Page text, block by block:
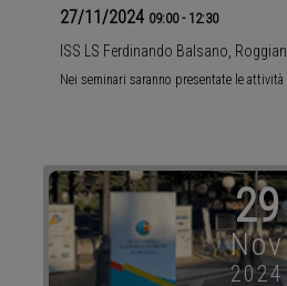
27/11/2024 09:00- 12:30
ISS LS Ferdinando Balsano,
Nei seminari saranno presentate le attività
29
Nov
2024